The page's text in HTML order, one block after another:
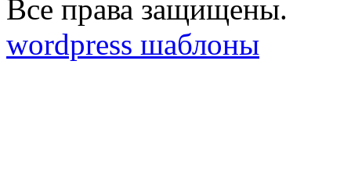
Все права защищены.
wordpress шаблоны